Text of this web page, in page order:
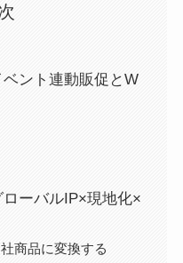
ント連動販促とW
ーバルIP×現地化×
商品に変換する